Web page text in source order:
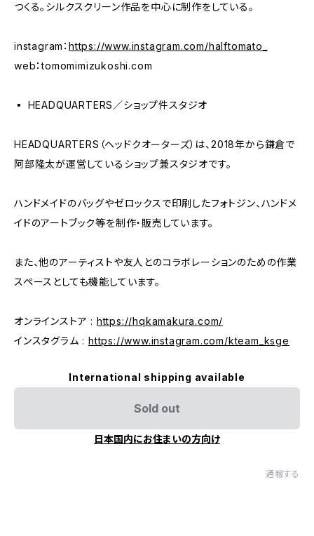
つくる。シルクスクリーン作品を中心に制作をしている。
instagram： https://www.instagram.com/halftomato_
web：tomomimizukoshi.com
▪️ HEADQUARTERS／ショップ件スタジオ
HEADQUARTERS（ヘッドクオーターズ）は、2018年から鎌倉で
阿部隆太が運営しているショップ兼スタジオです。
ハンドメイドのバッグやゼロックスで印刷したフォトジン、ハンドメ
イドのアートブック等を制作・販売しています。
また、他のアーティストや友人とのコラボレーションのための作業
スペースとしても機能しています。
オンラインストア : https://hqkamakura.com/
インスタグラム :https://www.instagram.com/kteam_ksge
International shipping available
Sold out
日本国内にお住まいの方向け
通報する